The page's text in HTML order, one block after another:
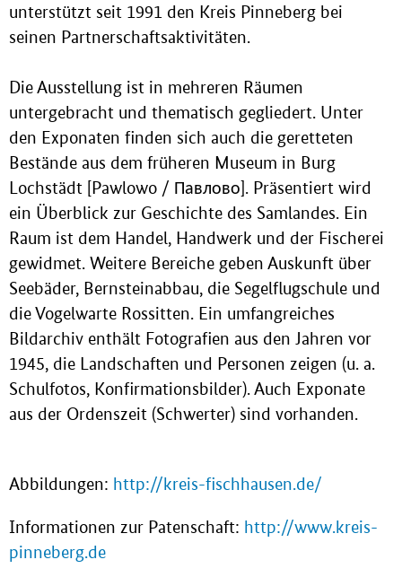
unterstützt seit 1991 den Kreis Pinneberg bei
seinen Partnerschaftsaktivitäten.
Die Ausstellung ist in mehreren Räumen
untergebracht und thematisch gegliedert. Unter
den Exponaten finden sich auch die geretteten
Bestände aus dem früheren Museum in Burg
Lochstädt [Pawlowo / Павлово]. Präsentiert wird
ein Überblick zur Geschichte des Samlandes. Ein
Raum ist dem Handel, Handwerk und der Fischerei
gewidmet. Weitere Bereiche geben Auskunft über
Seebäder, Bernsteinabbau, die Segelflugschule und
die Vogelwarte Rossitten. Ein umfangreiches
Bildarchiv enthält Fotografien aus den Jahren vor
1945, die Landschaften und Personen zeigen (u. a.
Schulfotos, Konfirmationsbilder). Auch Exponate
aus der Ordenszeit (Schwerter) sind vorhanden.
Abbildungen: http://kreis-fischhausen.de/
Informationen zur Patenschaft: http://www.kreis-
pinneberg.de